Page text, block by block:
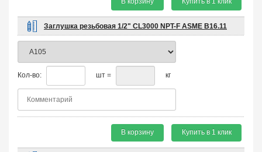
Заглушка резьбовая 1/2" CL3000 NPT-F ASME B16.11
Кол-во: шт = кг
В корзину Купить в 1 клик